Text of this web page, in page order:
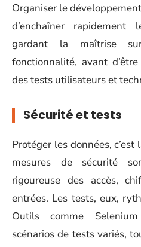
Organiser le
d’enchaîner
gardant la maîtrise
fonctionnalité, avant
des tests utilisateurs et
Sécurité et tests
Protéger les données,
mesures de sécurité
rigoureuse des accès,
entrées. Les tests, eux,
Outils comme
scénarios de tests variés,